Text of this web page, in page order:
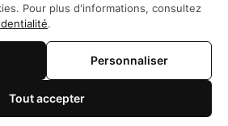
Maison Otaku
Pour plus d'informations, consultez
.
Personnaliser
Tout accepter